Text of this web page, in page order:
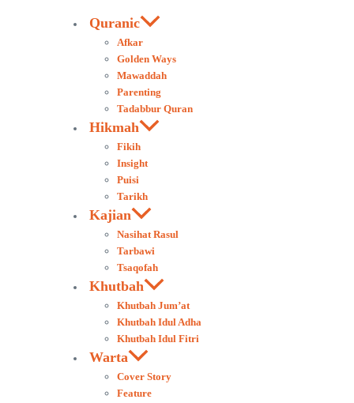
Quranic
Afkar
Golden Ways
Mawaddah
Parenting
Tadabbur Quran
Hikmah
Fikih
Insight
Puisi
Tarikh
Kajian
Nasihat Rasul
Tarbawi
Tsaqofah
Khutbah
Khutbah Jum’at
Khutbah Idul Adha
Khutbah Idul Fitri
Warta
Cover Story
Feature